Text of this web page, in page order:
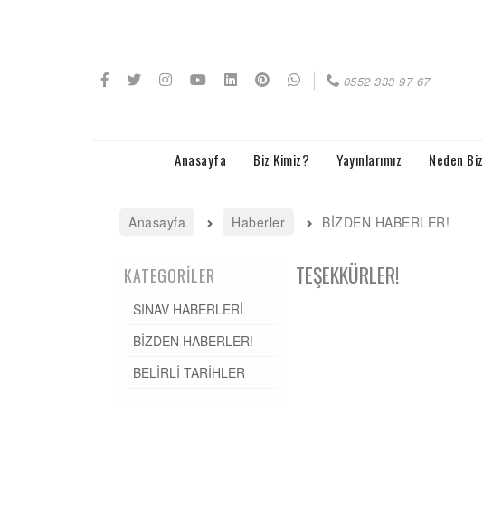
0552 333 97 67
Anasayfa Biz Kimiz?
Yayınlarımız
Yayınlarımız Neden Biz
Anasayfa Haberler BİZDEN HABERLER!
KATEGORİLER
SINAV HABERLERİ
BİZDEN HABERLER!
BELİRLİ TARİHLER
TEŞEKKÜRLER!